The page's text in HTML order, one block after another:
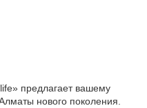
предлагает вашему
нового поколения.